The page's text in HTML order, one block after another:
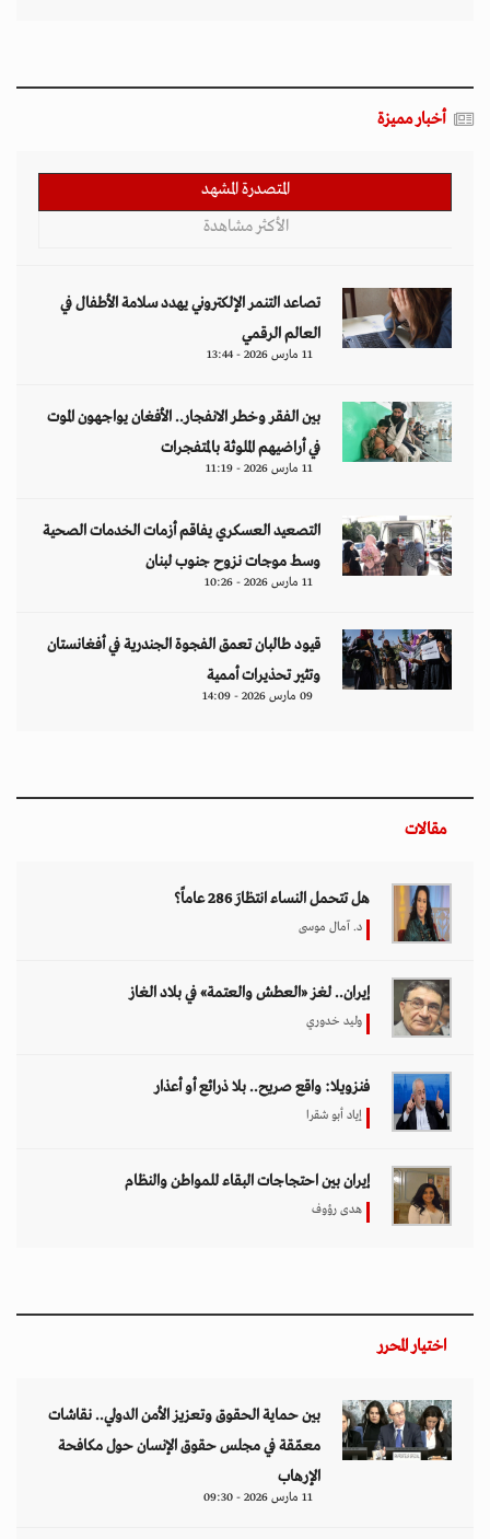
أخبار مميزة
المتصدرة المشهد
الأكثر مشاهدة
تصاعد التنمر الإلكتروني يهدد سلامة الأطفال في
العالم الرقمي
11 مارس 2026 - 13:44
بين الفقر وخطر الانفجار.. الأفغان يواجهون الموت
في أراضيهم الملوثة بالمتفجرات
11 مارس 2026 - 11:19
التصعيد العسكري يفاقم أزمات الخدمات الصحية
وسط موجات نزوح جنوب لبنان
11 مارس 2026 - 10:26
قيود طالبان تعمق الفجوة الجندرية في أفغانستان
وتثير تحذيرات أممية
09 مارس 2026 - 14:09
مقالات
هل تتحمل النساء انتظارَ 286 عاماً؟
د. آمال موسى
إيران.. لغز «العطش والعتمة» في بلاد الغاز
وليد خدوري
فنزويلا: واقع صريح.. بلا ذرائع أو أعذار
إياد أبو شقرا
إيران بين احتجاجات البقاء للمواطن والنظام
هدى رؤوف
اختيار المحرر
بين حماية الحقوق وتعزيز الأمن الدولي.. نقاشات
معمّقة في مجلس حقوق الإنسان حول مكافحة
الإرهاب
11 مارس 2026 - 09:30